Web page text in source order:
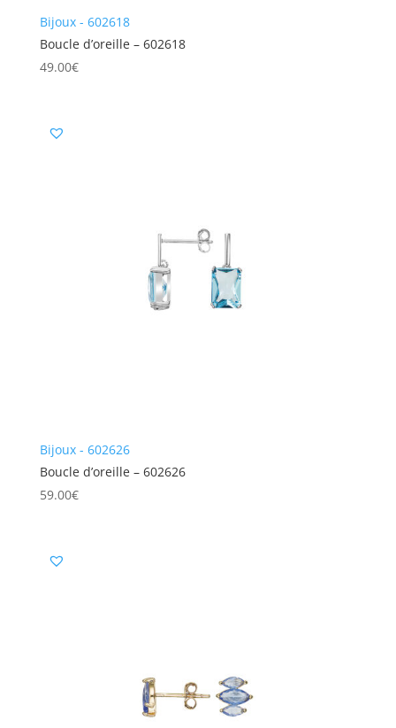
Bijoux - 602618
Boucle d’oreille – 602618
49.00€
Bijoux - 602626
Boucle d’oreille – 602626
59.00€